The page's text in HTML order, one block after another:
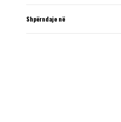
Shpërndaje në